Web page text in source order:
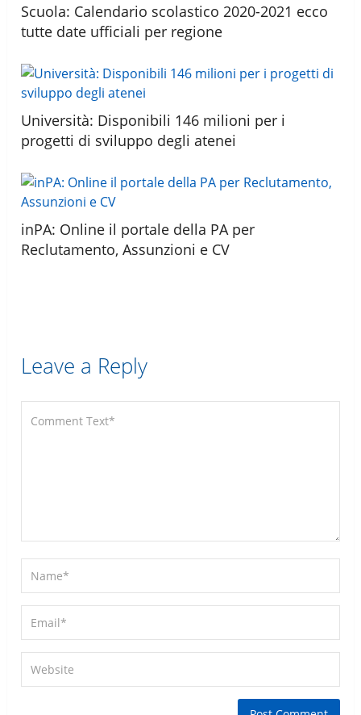
Scuola: Calendario scolastico 2020-2021 ecco
tutte date ufficiali per regione
Università: Disponibili 146 milioni per i
progetti di sviluppo degli atenei
inPA: Online il portale della PA per
Reclutamento, Assunzioni e CV
Leave a Reply